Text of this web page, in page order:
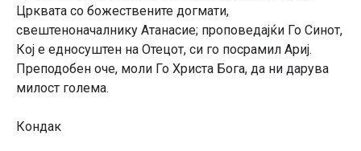
Црквата со божествените догмати,
свештеноначалнику Атанасие; проповедајќи Го Синот,
Кој е едносуштен на Отецот, си го посрамил Ариј.
Преподобен оче, моли Го Христа Бога, да ни дарува
милост голема.
Кондак